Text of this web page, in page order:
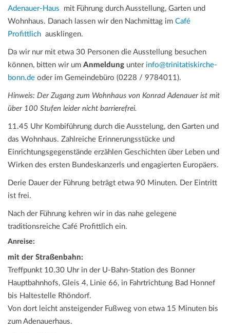
Adenauer-Haus mit Führung durch Ausstellung, Garten und
Wohnhaus. Danach lassen wir den Nachmittag im Café
Profittlich ausklingen.
Da wir nur mit etwa 30 Personen die Ausstellung besuchen
können, bitten wir um Anmeldung unter info@trinitatiskirche-
bonn.de oder im Gemeindebüro (0228 / 9784011).
Hinweis: Der Zugang zum Wohnhaus von Konrad Adenauer ist mit
über 100 Stufen leider nicht barrierefrei.
11.45 Uhr Kombiführung durch die Ausstelung, den Garten und
das Wohnhaus. Zahlreiche Erinnerungsstücke und
Einrichtungsgegenstände erzählen Geschichten über Leben und
Wirken des ersten Bundeskanzerls und engagierten Europäers.
Derie Dauer der Führung beträgt etwa 90 Minuten. Der Eintritt
ist frei.
Nach der Führung kehren wir in das nahe gelegene
traditionsreiche Café Profittlich ein.
Anreise:
mit der Straßenbahn:
Treffpunkt 10.30 Uhr in der U-Bahn-Station des Bonner
Hauptbahnhofs, Gleis 4, Linie 66, in Fahrtrichtung Bad Honnef
bis Haltestelle Rhöndorf.
Von dort leicht ansteigender Fußweg von etwa 15 Minuten bis
zum Adenauerhaus.